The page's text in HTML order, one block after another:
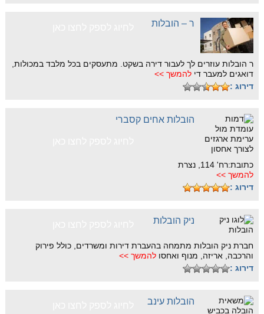
ר – הובלות
ר הובלות עוזרים לך לעבור דירה בשקט. מתעסקים בכל מלבד במכולות,
דואגים למעבר די להמשך >>
דירוג :
הובלות אחים קסברי
כתובת:רח' 114, נצרת
להמשך >>
דירוג :
ניק הובלות
חברת ניק הובלות מתמחה בהעברת דירות ומשרדים, כולל פירוק
והרכבה, אריזה, מנוף ואחסו להמשך >>
דירוג :
הובלות עינב